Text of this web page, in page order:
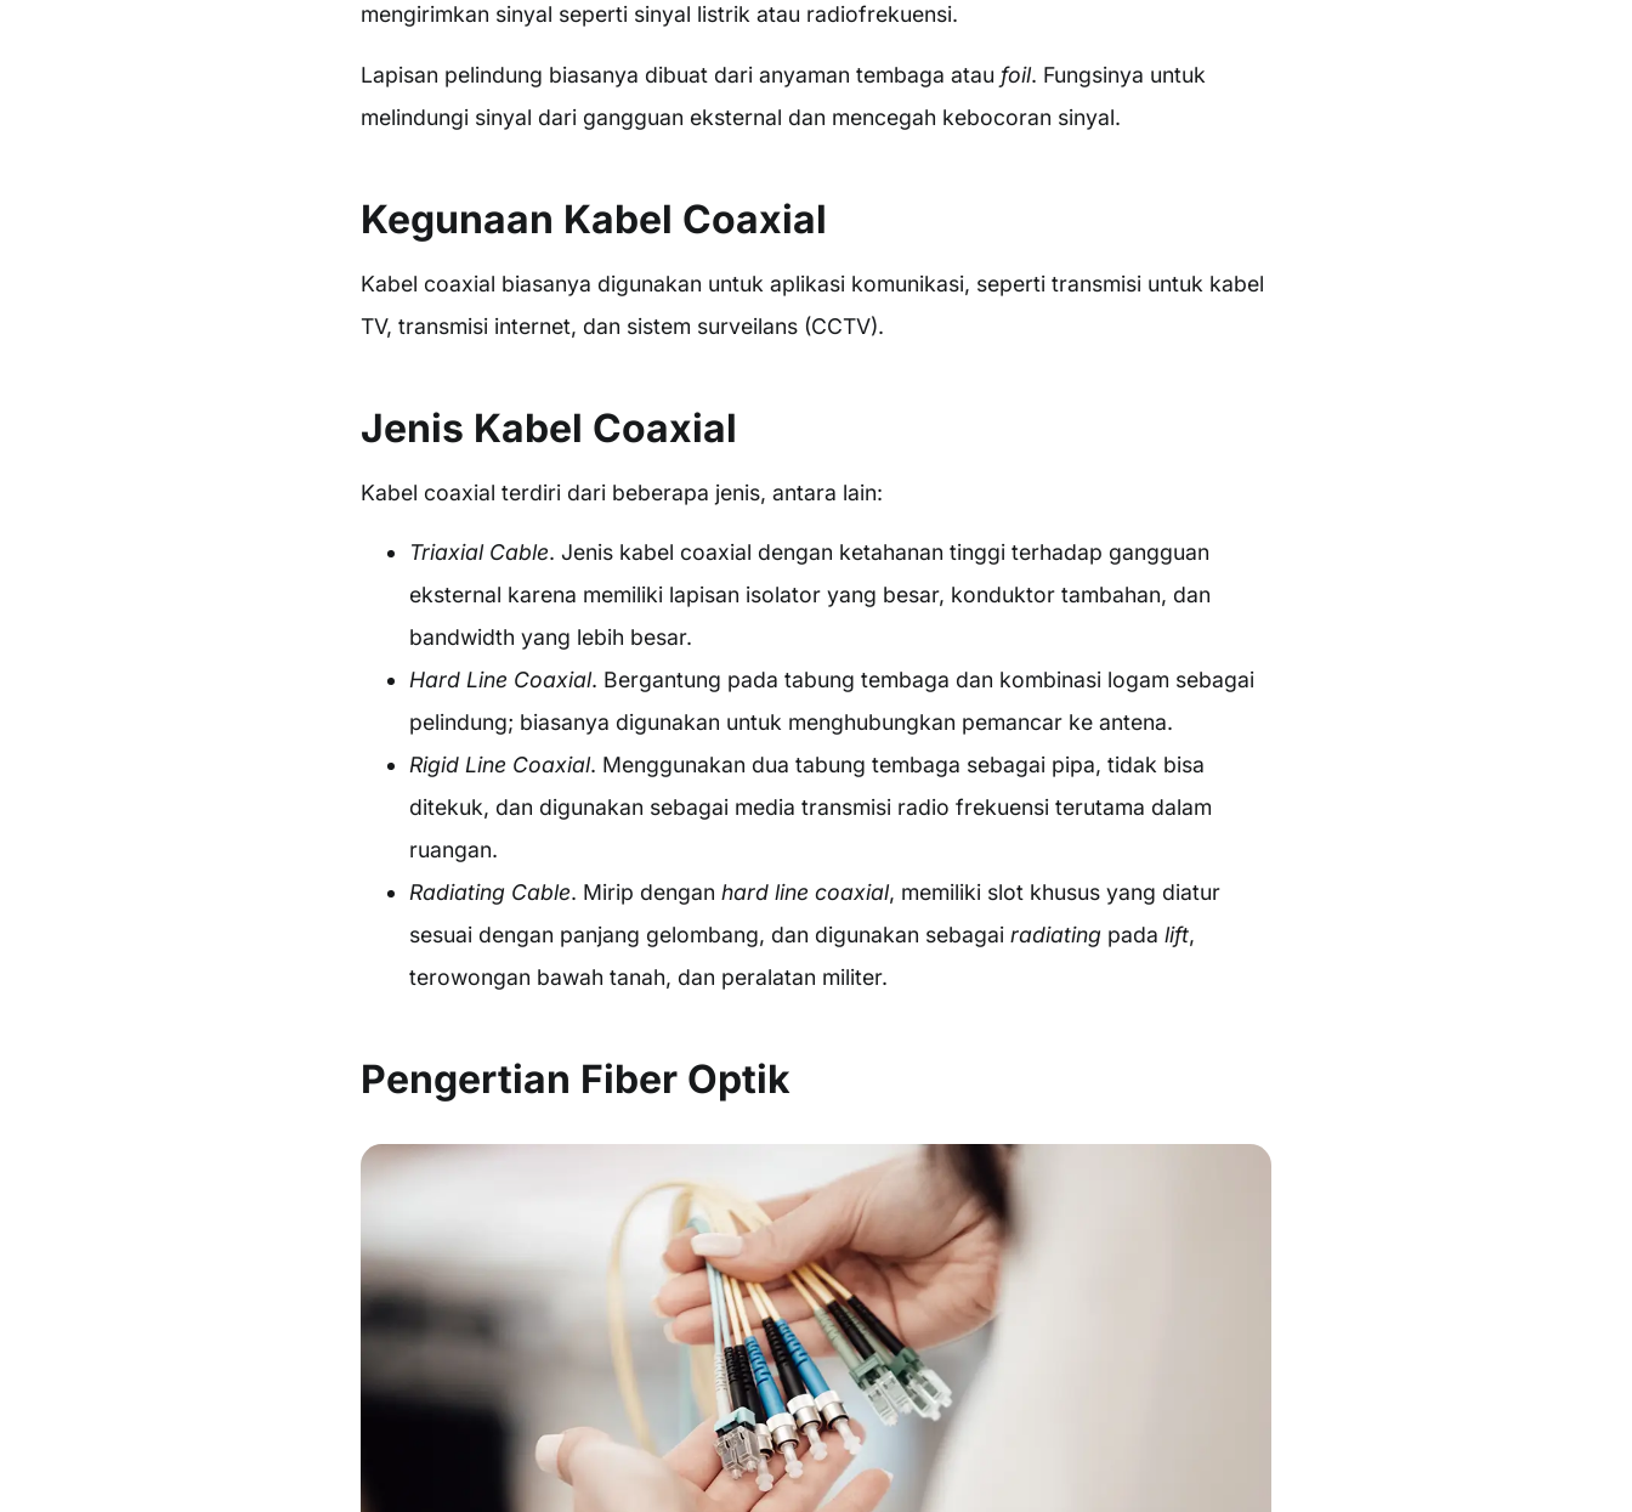
mengirimkan sinyal seperti sinyal listrik atau radiofrekuensi.
Lapisan pelindung biasanya dibuat dari anyaman tembaga atau foil. Fungsinya untuk
melindungi sinyal dari gangguan eksternal dan mencegah kebocoran sinyal.
Kegunaan Kabel Coaxial
Kabel coaxial biasanya digunakan untuk aplikasi komunikasi, seperti transmisi untuk kabel
TV, transmisi internet, dan sistem surveilans (CCTV).
Jenis Kabel Coaxial
Kabel coaxial terdiri dari beberapa jenis, antara lain:
Triaxial Cable. Jenis kabel coaxial dengan ketahanan tinggi terhadap gangguan
eksternal karena memiliki lapisan isolator yang besar, konduktor tambahan, dan
bandwidth yang lebih besar.
Hard Line Coaxial. Bergantung pada tabung tembaga dan kombinasi logam sebagai
pelindung; biasanya digunakan untuk menghubungkan pemancar ke antena.
Rigid Line Coaxial. Menggunakan dua tabung tembaga sebagai pipa, tidak bisa
ditekuk, dan digunakan sebagai media transmisi radio frekuensi terutama dalam
ruangan.
Radiating Cable. Mirip dengan hard line coaxial, memiliki slot khusus yang diatur
sesuai dengan panjang gelombang, dan digunakan sebagai radiating pada lift,
terowongan bawah tanah, dan peralatan militer.
Pengertian Fiber Optik